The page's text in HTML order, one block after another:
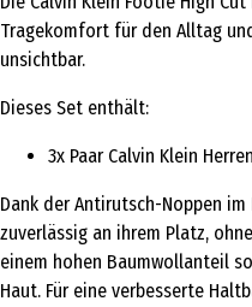
Tragekomfort für den Alltag
unsichtbar.
Dieses Set enthält:
3x Paar Calvin Klein
Dank der Antirutsch-Noppen
zuverlässig an ihrem Platz,
einem hohen Baumwollanteil
Haut. Für eine verbesserte